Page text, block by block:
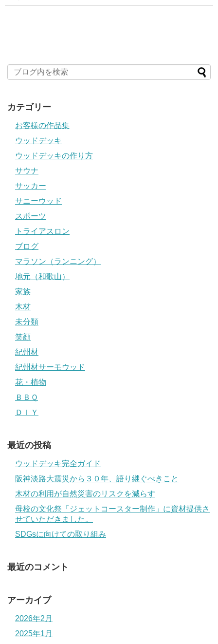
カテゴリー
お客様の作品集
ウッドデッキ
ウッドデッキの作り方
サウナ
サッカー
サニーウッド
スポーツ
トライアスロン
ブログ
マラソン（ランニング）
地元（和歌山）
家族
木材
未分類
笑顔
紀州材
紀州材サーモウッド
花・植物
ＢＢＱ
ＤＩＹ
最近の投稿
ウッドデッキ完全ガイド
阪神淡路大震災から３０年、語り継ぐべきこと
木材の利用が自然災害のリスクを減らす
母校の文化祭「ジェットコースター制作」に資材提供さ
せていただきました。
SDGsに向けての取り組み
最近のコメント
アーカイブ
2026年2月
2025年1月